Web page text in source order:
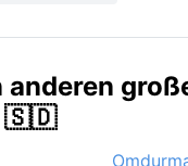
anderen
🇸🇩